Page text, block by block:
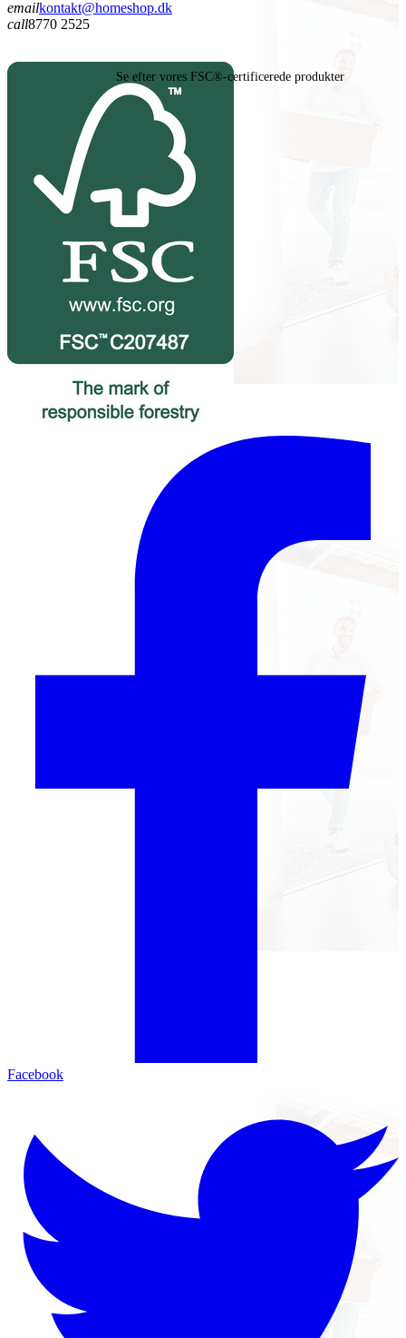
emailkontakt@homeshop.dk
call8770 2525
Se efter vores FSC®-certificerede produkter
Facebook